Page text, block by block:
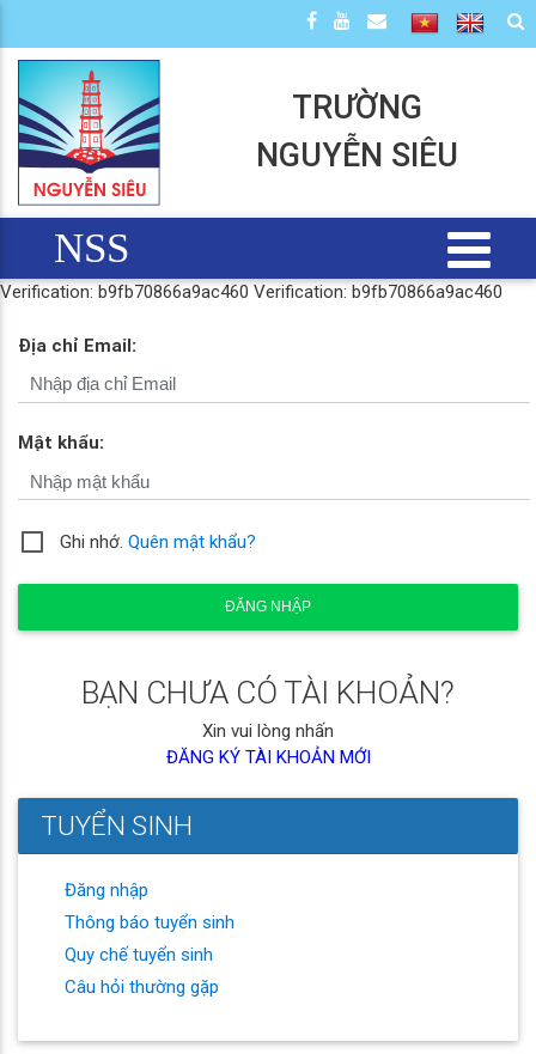
TRƯỜNG
NGUYỄN SIÊU
NSS
Verification: b9fb70866a9ac460 Verification: b9fb70866a9ac460
Địa chỉ Email:
Mật khẩu:
Ghi nhớ. Quên mật khẩu?
ĐĂNG NHẬP
BẠN CHƯA CÓ TÀI KHOẢN?
Xin vui lòng nhấn
ĐĂNG KÝ TÀI KHOẢN MỚI
TUYỂN SINH
Đăng nhập
Thông báo tuyển sinh
Quy chế tuyển sinh
Câu hỏi thường gặp